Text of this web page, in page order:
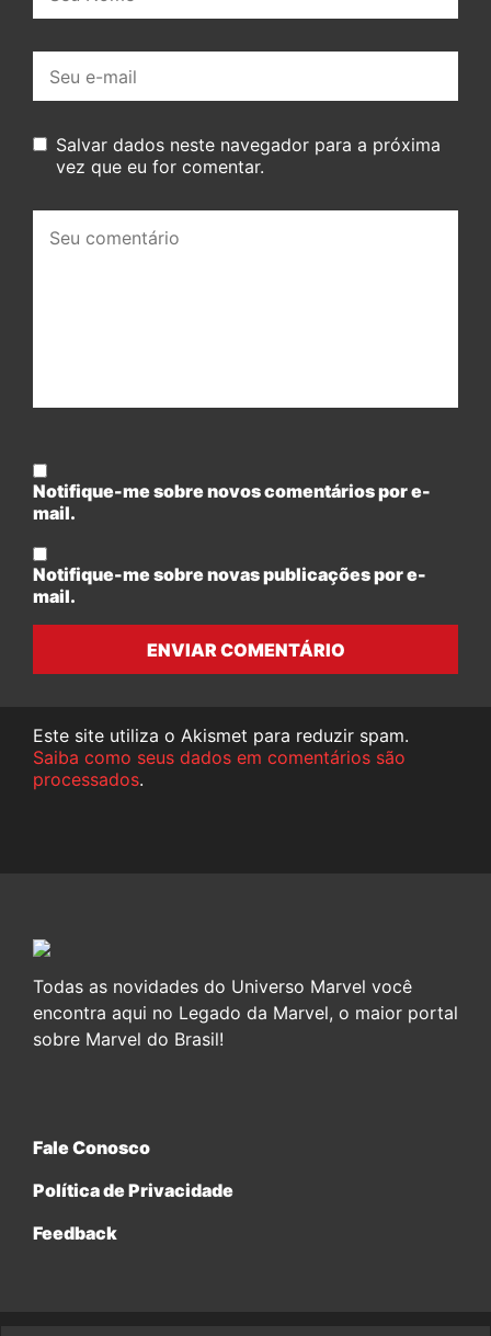
mail:
Salvar dados neste navegador para a próxima
vez que eu for comentar.
comentário:
Notifique-me sobre novos comentários por e-
mail.
Notifique-me sobre novas publicações por e-
mail.
ENVIAR COMENTÁRIO
Este site utiliza o Akismet para reduzir spam.
Saiba como seus dados em comentários são
processados.
Todas as novidades do Universo Marvel você
encontra aqui no Legado da Marvel, o maior portal
sobre Marvel do Brasil!
Fale Conosco
Política de Privacidade
Feedback